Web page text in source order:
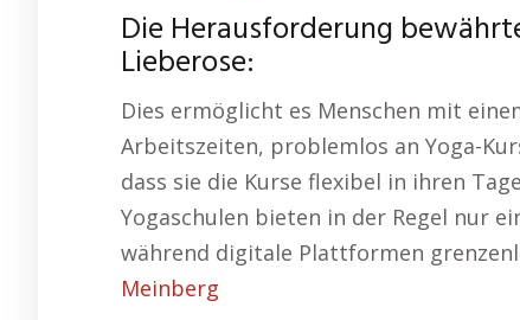
Die Herausforderung
Lieberose:
Dies ermöglicht es Menschen mit
Arbeitszeiten, problemlos an Yoga-
dass sie die Kurse flexibel in ihren
Yogaschulen bieten in der Regel nur
während digitale Plattformen
Meinberg